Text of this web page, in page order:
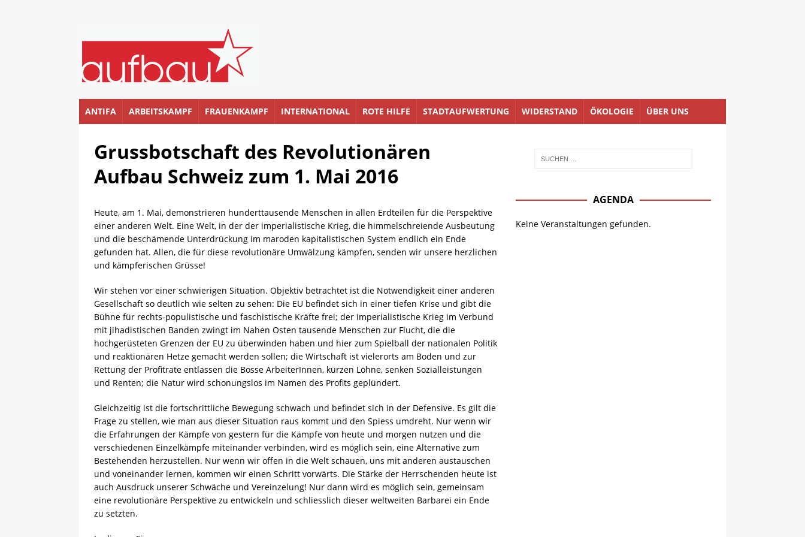
ANTIFA ARBEITSKAMPF FRAUENKAMPF INTERNATIONAL ROTE HILFE STADTAUFWERTUNG WIDERSTAND ÖKOLOGIE ÜBER UNS
Grussbotschaft des Revolutionären
Aufbau Schweiz zum 1. Mai 2016
Heute, am 1. Mai, demonstrieren hunderttausende Menschen in allen Erdteilen für die Perspektive
einer anderen Welt. Eine Welt, in der der imperialistische Krieg, die himmelschreiende Ausbeutung
und die beschämende Unterdrückung im maroden kapitalistischen System endlich ein Ende
gefunden hat. Allen, die für diese revolutionäre Umwälzung kämpfen, senden wir unsere herzlichen
und kämpferischen Grüsse!
Wir stehen vor einer schwierigen Situation. Objektiv betrachtet ist die Notwendigkeit einer anderen
Gesellschaft so deutlich wie selten zu sehen: Die EU befindet sich in einer tiefen Krise und gibt die
Bühne für rechts-populistische und faschistische Kräfte frei; der imperialistische Krieg im Verbund
mit jihadistischen Banden zwingt im Nahen Osten tausende Menschen zur Flucht, die die
hochgerüsteten Grenzen der EU zu überwinden haben und hier zum Spielball der nationalen Politik
und reaktionären Hetze gemacht werden sollen; die Wirtschaft ist vielerorts am Boden und zur
Rettung der Profitrate entlassen die Bosse ArbeiterInnen, kürzen Löhne, senken Sozialleistungen
und Renten; die Natur wird schonungslos im Namen des Profits geplündert.
Gleichzeitig ist die fortschrittliche Bewegung schwach und befindet sich in der Defensive. Es gilt die
Frage zu stellen, wie man aus dieser Situation raus kommt und den Spiess umdreht. Nur wenn wir
die Erfahrungen der Kämpfe von gestern für die Kämpfe von heute und morgen nutzen und die
verschiedenen Einzelkämpfe miteinander verbinden, wird es möglich sein, eine Alternative zum
Bestehenden herzustellen. Nur wenn wir offen in die Welt schauen, uns mit anderen austauschen
und voneinander lernen, kommen wir einen Schritt vorwärts. Die Stärke der Herrschenden heute ist
auch Ausdruck unserer Schwäche und Vereinzelung! Nur dann wird es möglich sein, gemeinsam
eine revolutionäre Perspektive zu entwickeln und schliesslich dieser weltweiten Barbarei ein Ende
zu setzten.
AGENDA
Keine Veranstaltungen gefunden.